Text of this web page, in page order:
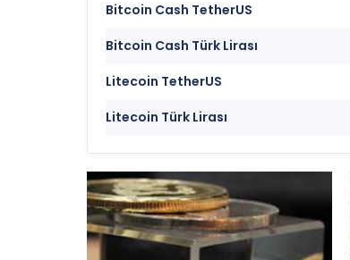
Bitcoin Cash TetherUS
Bitcoin Cash Türk Lirası
Litecoin TetherUS
Litecoin Türk Lirası